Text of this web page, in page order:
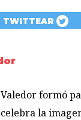
TWITTEAR
formó
la